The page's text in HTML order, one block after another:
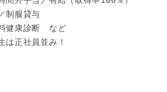
制服貸与
健康診断　など
は正社員並み！